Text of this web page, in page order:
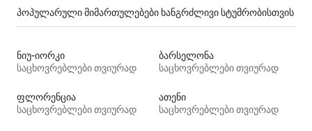
პოპულარული მიმართულებები ხანგრძლივი სტუმრობისთვის
ნიუ-იორკი
საცხოვრებლები თვიურად
ბარსელონა
საცხოვრებლები თვიურად
ფლორენცია
საცხოვრებლები თვიურად
ათენი
საცხოვრებლები თვიურად